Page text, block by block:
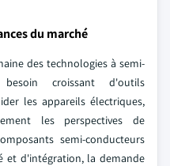
du marché
des technologies à semi-
croissant d'outils
les appareils électriques,
les perspectives de
semi-conducteurs
et d'intégration, la demande